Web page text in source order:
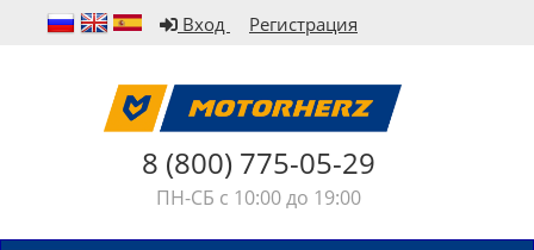
Вход Регистрация
8 (800) 775-05-29
ПН-СБ с 10:00 до 19:00